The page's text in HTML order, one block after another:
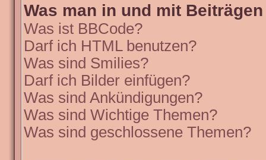
Was man in und mit
Was ist BBCode?
Darf ich HTML benutzen?
Was sind Smilies?
Darf ich Bilder einfügen?
Was sind Ankündigungen?
Was sind Wichtige Themen?
Was sind geschlossene Themen?